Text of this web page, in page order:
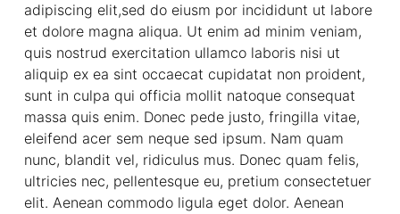
adipiscing elit,sed do eiusm por incididunt ut labore
et dolore magna aliqua. Ut enim ad minim veniam,
quis nostrud exercitation ullamco laboris nisi ut
aliquip ex ea sint occaecat cupidatat non proident,
sunt in culpa qui officia mollit natoque consequat
massa quis enim. Donec pede justo, fringilla vitae,
eleifend acer sem neque sed ipsum. Nam quam
nunc, blandit vel, ridiculus mus. Donec quam felis,
ultricies nec, pellentesque eu, pretium consectetuer
elit. Aenean commodo ligula eget dolor. Aenean